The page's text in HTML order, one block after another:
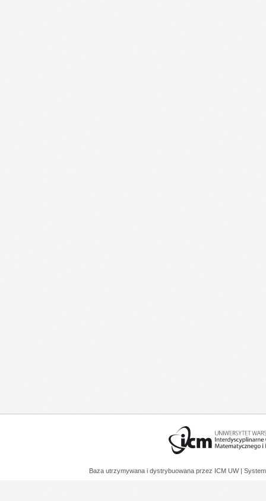
Baza utrzymywana i dystrybuowana przez ICM UW |